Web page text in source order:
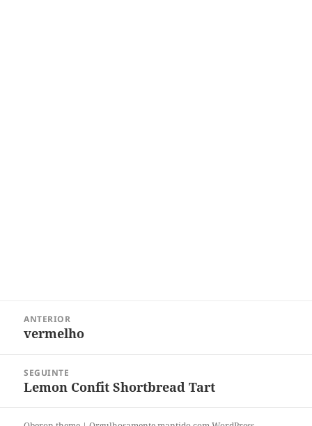
ANTERIOR
Post
vermelho
SEGUINTE
Próximo
Lemon Confit Shortbread Tart